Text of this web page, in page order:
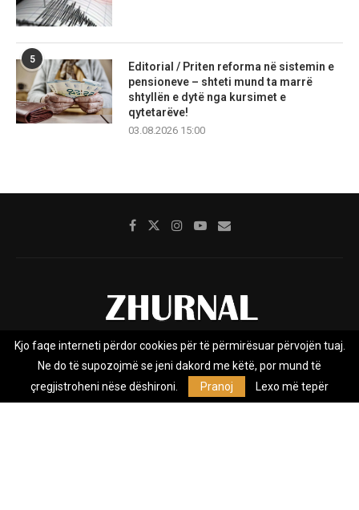
5
Editorial / Priten reforma në sistemin e
pensioneve – shteti mund ta marrë
shtyllën e dytë nga kursimet e
qytetarëve!
03.08.2026 15:00
Rreth nesh Impresumi Marketing
Kontakt
Privacy Policy
Zhurnal.mk është Agjenci e Lajmeve e pavarur, e themeluar në vitin
Kjo faqe interneti përdor cookies për të përmirësuar përvojën tuaj.
Ne do të supozojmë se jeni dakord me këtë, por mund të
çregjistroheni nëse dëshironi.
Pranoj Lexo më tepër